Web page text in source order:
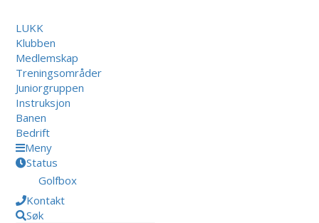
LUKK
Klubben
Medlemskap
Treningsområder
Juniorgruppen
Instruksjon
Banen
Bedrift
Meny
Status
Golfbox
Kontakt
Søk